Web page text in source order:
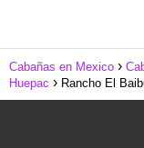
Cabañas en Mexico
Huepac
Rancho El